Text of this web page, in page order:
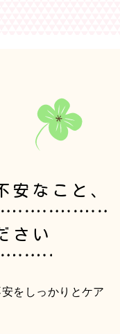
安なこと、
さい
をしっかりとケア